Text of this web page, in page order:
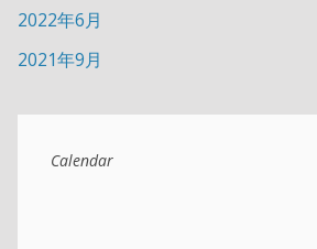
2022年6月
2021年9月
Calendar